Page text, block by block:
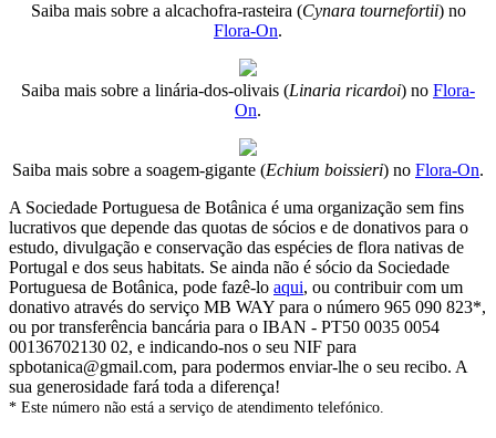
Saiba mais sobre a alcachofra-rasteira (Cynara tournefortii) no
Flora-On.
Saiba mais sobre a linária-dos-olivais (Linaria ricardoi) no Flora-
On.
Saiba mais sobre a soagem-gigante (Echium boissieri) no Flora-On.
A Sociedade Portuguesa de Botânica é uma organização sem fins
lucrativos que depende das quotas de sócios e de donativos para o
estudo, divulgação e conservação das espécies de flora nativas de
Portugal e dos seus habitats. Se ainda não é sócio da Sociedade
Portuguesa de Botânica, pode fazê-lo aqui, ou contribuir com um
donativo através do serviço MB WAY para o número 965 090 823*,
ou por transferência bancária para o IBAN - PT50 0035 0054
00136702130 02, e indicando-nos o seu NIF para
spbotanica@gmail.com, para podermos enviar-lhe o seu recibo. A
sua generosidade fará toda a diferença!
* Este número não está a serviço de atendimento telefónico.